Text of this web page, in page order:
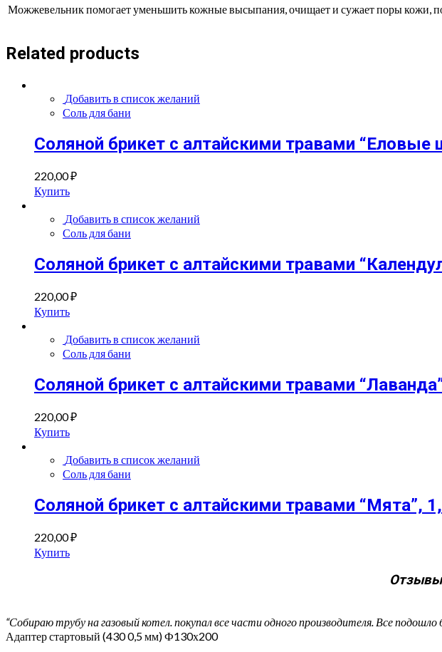
Можжевельник помогает уменьшить кожные высыпания, очищает и сужает поры кожи,
Related products
Добавить в список желаний
Соль для бани
Соляной брикет с алтайскими травами “Еловые
220,00₽
Купить
Добавить в список желаний
Соль для бани
Соляной брикет с алтайскими травами
220,00₽
Купить
Добавить в список желаний
Соль для бани
Соляной брикет с алтайскими травами
220,00₽
Купить
Добавить в список желаний
Соль для бани
Соляной брикет с алтайскими травами “Мята”,
220,00₽
Купить
Отзывы
“Собираю трубу на газовый котел. покупал все части одного производителя. Все подошло
Адаптер стартовый (430 0,5 мм) Ф130х200